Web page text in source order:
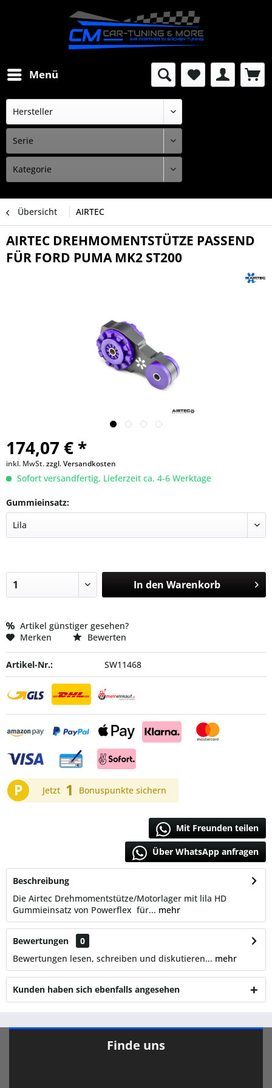
Menü
Übersicht AIRTEC
AIRTEC DREHMOMENTSTÜTZE PASSEND
FÜR FORD PUMA MK2 ST200
174,07 € *
inkl. MwSt.zzgl. Versandkosten
Sofort versandfertig, Lieferzeit ca. 4-6 Werktage
Gummieinsatz:
In den Warenkorb
Artikel günstiger gesehen?
Merken
Bewerten
Artikel-Nr.: SW11468
P Jetzt 1 Bonuspunkte sichern
Mit Freunden teilen
Über WhatsApp anfragen
Beschreibung
Die Airtec Drehmomentstütze/Motorlager mit lila HD
Gummieinsatz von Powerflex für... mehr
Bewertungen
0
Bewertungen lesen, schreiben und diskutieren... mehr
Kunden haben sich ebenfalls angesehen
Finde uns